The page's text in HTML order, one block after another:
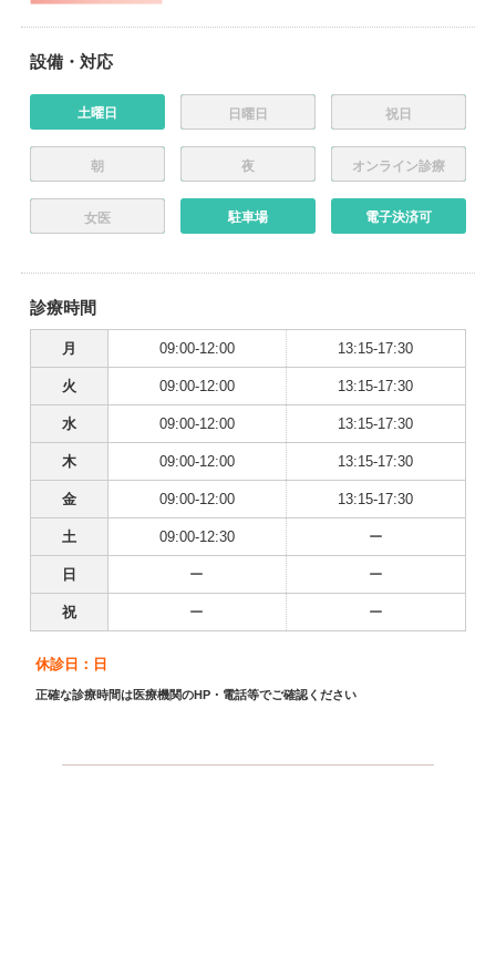
設備・対応
土曜日 日曜日 祝日
朝 夜 オンライン診療
女医 駐車場 電子決済可
診療時間
月 09:00-12:00 13:15-17:30
火 09:00-12:00 13:15-17:30
水 09:00-12:00 13:15-17:30
木 09:00-12:00 13:15-17:30
金 09:00-12:00 13:15-17:30
土 09:00-12:30 ー
日 ー ー
祝 ー ー
休診日：日
正確な診療時間は医療機関のHP・電話等でご確認ください